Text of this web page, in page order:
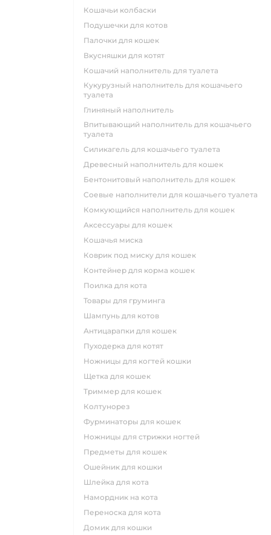
кошачьи колбаски
подушечки для котов
палочки для кошек
вкусняшки для котят
кошачий наполнитель для туалета
кукурузный наполнитель для кошачьего
туалета
глиняный наполнитель
впитывающий наполнитель для кошачьего
туалета
силикагель для кошачьего туалета
древесный наполнитель для кошек
бентонитовый наполнитель для кошек
соевые наполнители для кошачьего туалета
комкующийся наполнитель для кошек
аксессуары для кошек
кошачья миска
коврик под миску для кошек
контейнер для корма кошек
поилка для кота
товары для груминга
шампунь для котов
антицарапки для кошек
пуходерка для котят
ножницы для когтей кошки
щетка для кошек
триммер для кошек
колтунорез
фурминаторы для кошек
ножницы для стрижки ногтей
предметы для кошек
ошейник для кошки
шлейка для кота
намордник на кота
переноска для кота
домик для кошки